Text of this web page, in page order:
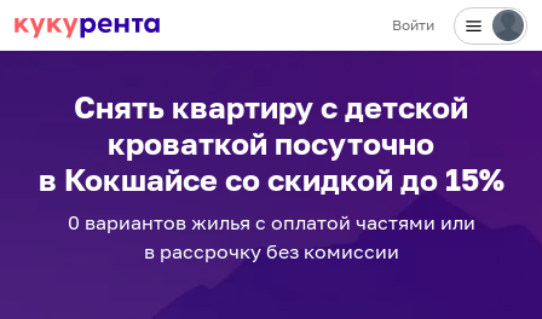
Войти
Снять квартиру с детской
кроваткой посуточно
в Кокшайсе со скидкой до 15%
0 вариантовжилья с оплатой частями или
в рассрочку без комиссии